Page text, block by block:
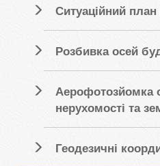
Ситуаційний план
Розбивка осей
Аерофотозйомка
нерухомості та
Геодезичні